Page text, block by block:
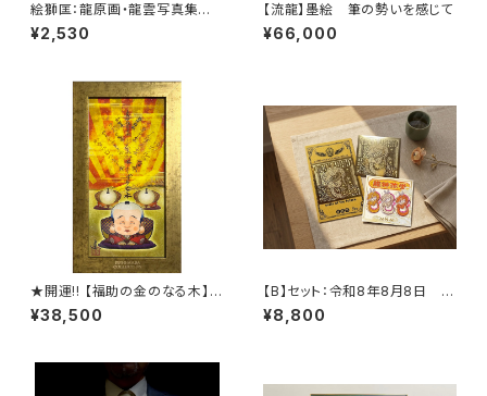
絵獅匡：龍原画・龍雲写真集
龍神千社札/福助シール付き
¥2,530
【流龍】墨絵 筆の勢いを感じて
¥66,000
★開運!! 【福助の金のなる木】ミ
クスドメディア・ジークレー
¥38,500
【B】セット：令和8年8月8日 限
定龍神セット
¥8,800